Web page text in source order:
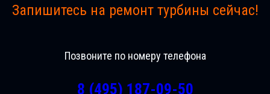
Запишитесь на ремонт турбины сейчас!
Позвоните по номеру телефона
8 (495) 187-09-50